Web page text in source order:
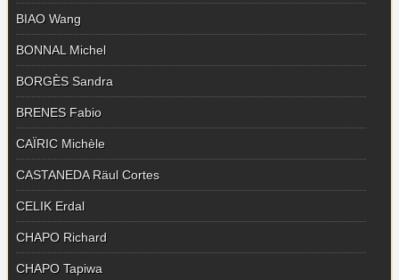
BIAO Wang
BONNAL Michel
BORGÈS Sandra
BRENES Fabio
CAÏRIC Michèle
CASTANEDA Räul Cortes
CELIK Erdal
CHAPO Richard
CHAPO Tapiwa